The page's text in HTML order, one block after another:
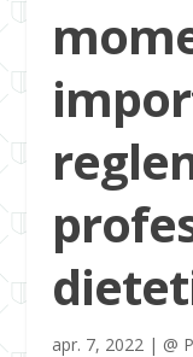
apr. 7, 2022| @